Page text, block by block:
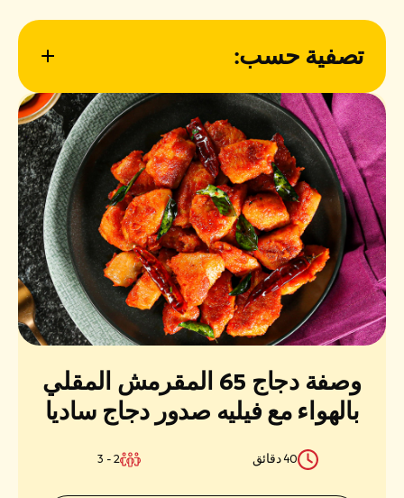
تصفية حسب:
نوع الوجبة
الصعوبة
وقت التحضير
المطبخ
وصفة دجاج 65 المقرمش المقلي
بالهواء مع فيليه صدور دجاج ساديا
40 دقائق 2 - 3